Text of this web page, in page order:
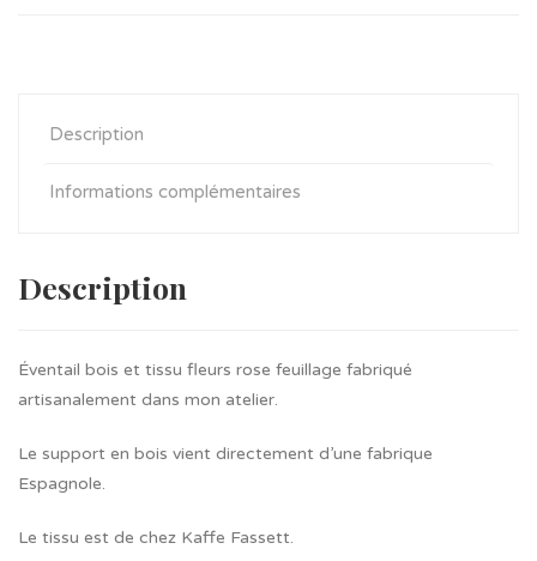
Description
Informations complémentaires
Description
Éventail bois et tissu fleurs rose feuillage fabriqué
artisanalement dans mon atelier.
Le support en bois vient directement d’une fabrique
Espagnole.
Le tissu est de chez Kaffe Fassett.